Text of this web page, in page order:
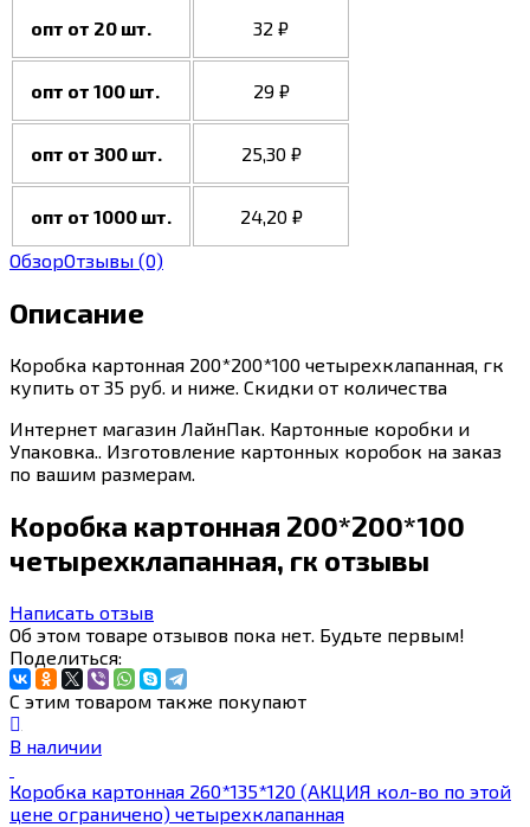
опт от 20 шт. 32 ₽
опт от 100 шт. 29 ₽
опт от 300 шт. 25,30 ₽
опт от 1000 шт. 24,20 ₽
ОбзорОтзывы (0)
Описание
Коробка картонная 200*200*100 четырехклапанная, гк
купить от 35 руб. и ниже. Скидки от количества
Интернет магазин ЛайнПак. Картонные коробки и
Упаковка.. Изготовление картонных коробок на заказ
по вашим размерам.
Коробка картонная 200*200*100
четырехклапанная, гк отзывы
Написать отзыв
Об этом товаре отзывов пока нет. Будьте первым!
Поделиться:
С этим товаром также покупают
В наличии
Коробка картонная 260*135*120 (АКЦИЯ кол-во по этой
цене ограничено) четырехклапанная